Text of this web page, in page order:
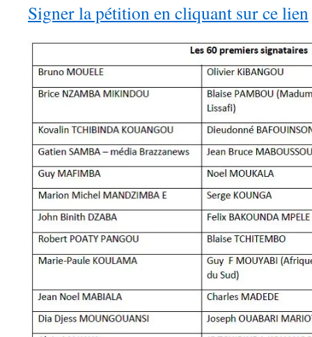
Signer la pétition en cliquant sur ce lien